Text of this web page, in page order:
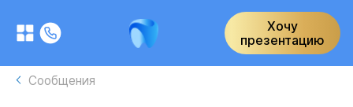
Хочу
презентацию
Сообщения